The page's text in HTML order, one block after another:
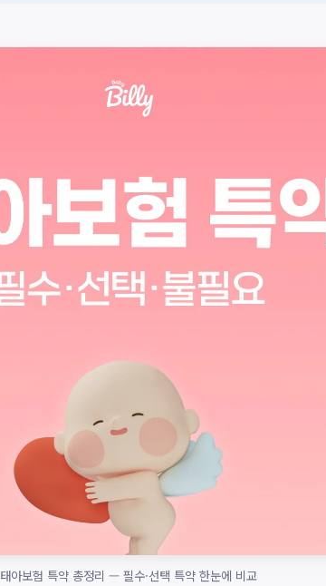
태아보험 특약 총정리 — 필수·선택 특약 한눈에 비교